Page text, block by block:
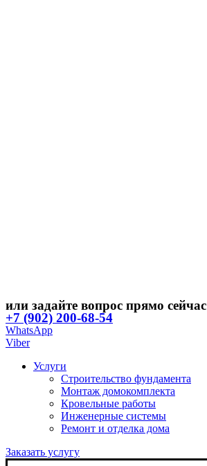
или задайте вопрос прямо сейчас
+7 (902) 200-68-54
WhatsApp
Viber
Услуги
Строительство фундамента
Монтаж домокомплекта
Кровельные работы
Инженерные системы
Ремонт и отделка дома
Заказать услугу